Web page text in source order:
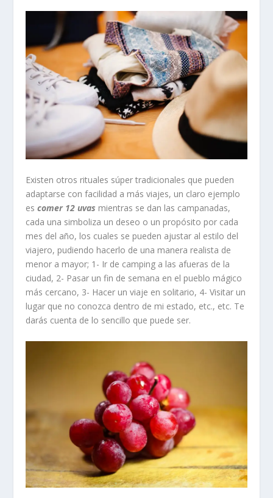
Existen otros rituales súper tradicionales que pueden
adaptarse con facilidad a más viajes, un claro ejemplo
escomer 12 uvas mientras se dan las campanadas,
cada una simboliza un deseo o un propósito por cada
mes del año, los cuales se pueden ajustar al estilo del
viajero, pudiendo hacerlo de una manera realista de
menor a mayor; 1- Ir de camping a las afueras de la
ciudad, 2- Pasar un fin de semana en el pueblo mágico
más cercano, 3- Hacer un viaje en solitario, 4- Visitar un
lugar que no conozca dentro de mi estado, etc., etc. Te
darás cuenta de lo sencillo que puede ser.